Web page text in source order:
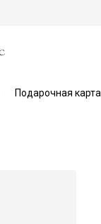
Подарочная карта